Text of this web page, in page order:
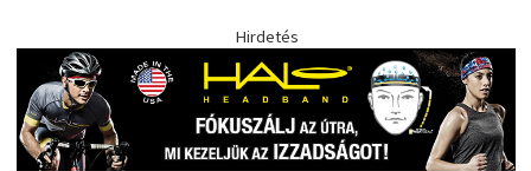
Hirdetés